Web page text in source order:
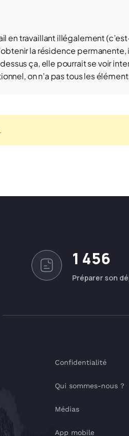
en travaillant illégalement
la résidence permanente,
ça, elle pourrait se voir
on n’a pas tous les
1 456
Préparer son
Confidentialité
Qui sommes-nous ?
Médias
App mobile